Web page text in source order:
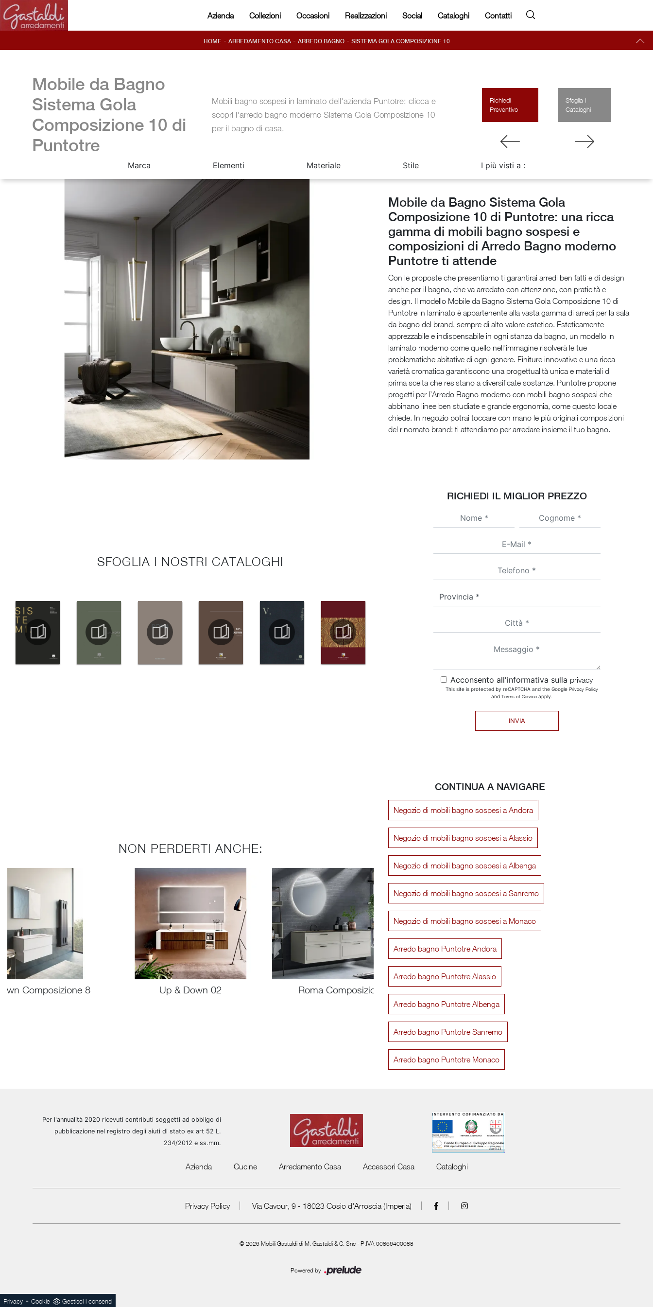
Azienda Collezioni Occasioni Realizzazioni Social Cataloghi Contatti
HOME - ARREDAMENTO CASA- ARREDO BAGNO - SISTEMA GOLA COMPOSIZIONE 10
Mobile da Bagno
Sistema Gola
Composizione 10 di
Puntotre
Mobili bagno sospesi in laminato dell'azienda Puntotre: clicca e
scopri l'arredo bagno moderno Sistema Gola Composizione 10
per il bagno di casa.
Richiedi
Preventivo
Sfoglia i
Cataloghi
Marca Elementi Materiale Stile I più visti a :
Mobile da Bagno Sistema Gola
Composizione 10 di Puntotre: una ricca
gamma di mobili bagno sospesi e
composizioni di Arredo Bagno moderno
Puntotre ti attende
Con le proposte che presentiamo ti garantirai arredi ben fatti e di design
anche per il bagno, che va arredato con attenzione, con praticità e
design. Il modello Mobile da Bagno Sistema Gola Composizione 10 di
Puntotre in laminato è appartenente alla vasta gamma di arredi per la sala
da bagno del brand, sempre di alto valore estetico. Esteticamente
apprezzabile e indispensabile in ogni stanza da bagno, un modello in
laminato moderno come quello nell'immagine risolverà le tue
problematiche abitative di ogni genere. Finiture innovative e una ricca
varietà cromatica garantiscono una progettualità unica e materiali di
prima scelta che resistano a diversificate sostanze. Puntotre propone
progetti per l’Arredo Bagno moderno con mobili bagno sospesi che
abbinano linee ben studiate e grande ergonomia, come questo locale
chiede. In negozio potrai toccare con mano le più originali composizioni
del rinomato brand: ti attendiamo per arredare insieme il tuo bagno.
SFOGLIA I NOSTRI CATALOGHI
RICHIEDI IL MIGLIOR PREZZO
Acconsento all'informativa sulla privacy
This site is protected by reCAPTCHA and the Google Privacy Policy
and Terms of Serviceapply.
INVIA
NON PERDERTI ANCHE:
Composizione 8 Up & Down 02 Roma Composizione 3 Alto 05
CONTINUA A NAVIGARE
Negozio di mobili bagno sospesi a Andora
Negozio di mobili bagno sospesi a Alassio
Negozio di mobili bagno sospesi a Albenga
Negozio di mobili bagno sospesi a Sanremo
Negozio di mobili bagno sospesi a Monaco
Arredo bagno Puntotre Andora
Arredo bagno Puntotre Alassio
Arredo bagno Puntotre Albenga
Arredo bagno Puntotre Sanremo
Arredo bagno Puntotre Monaco
Per l'annualità 2020 ricevuti contributi soggetti ad obbligo di
pubblicazione nel registro degli aiuti di stato ex art 52 L.
234/2012 e ss.mm.
Azienda Cucine Arredamento Casa Accessori Casa Cataloghi
Privacy Policy Via Cavour, 9 - 18023 Cosio d'Arroscia (Imperia)
© 2026 Mobili Gastaldi di M. Gastaldi & C. Snc - P.IVA 00866400088
Powered by
Privacy - Cookie Gestisci i consensi